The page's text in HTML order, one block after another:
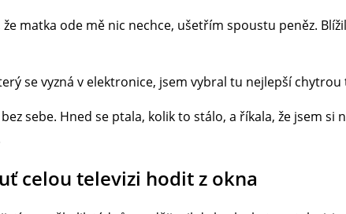
matka ode mě nic nechce, ušetřím spoustu peněz.
se vyzná v elektronice, jsem vybral tu nejlepší chytrou
sebe. Hned se ptala, kolik to stálo, a říkala, že jsem si
celou televizi hodit z okna